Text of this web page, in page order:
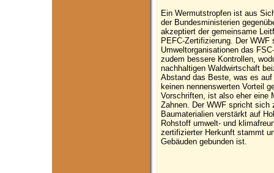
Ein Wermutstropfen ist aus
der Bundesministerien
akzeptiert der gemeinsame
PEFC-Zertifizierung. Der WWF
Umweltorganisationen das
zudem bessere Kontrollen,
nachhaltigen Waldwirtschaft
Abstand das Beste, was es
keinen nennenswerten Vorteil
Vorschriften, ist also eher eine
Zahnen. Der WWF spricht sich
Baumaterialien verstärkt auf
Rohstoff umwelt- und
zertifizierter Herkunft stammt
Gebäuden gebunden ist.